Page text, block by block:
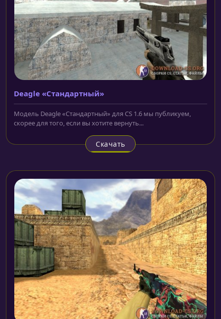
Deagle «Стандартный»
Модель Deagle «Стандартный» для CS 1.6 мы публикуем,
скорее для того, если вы хотите вернуть...
Скачать